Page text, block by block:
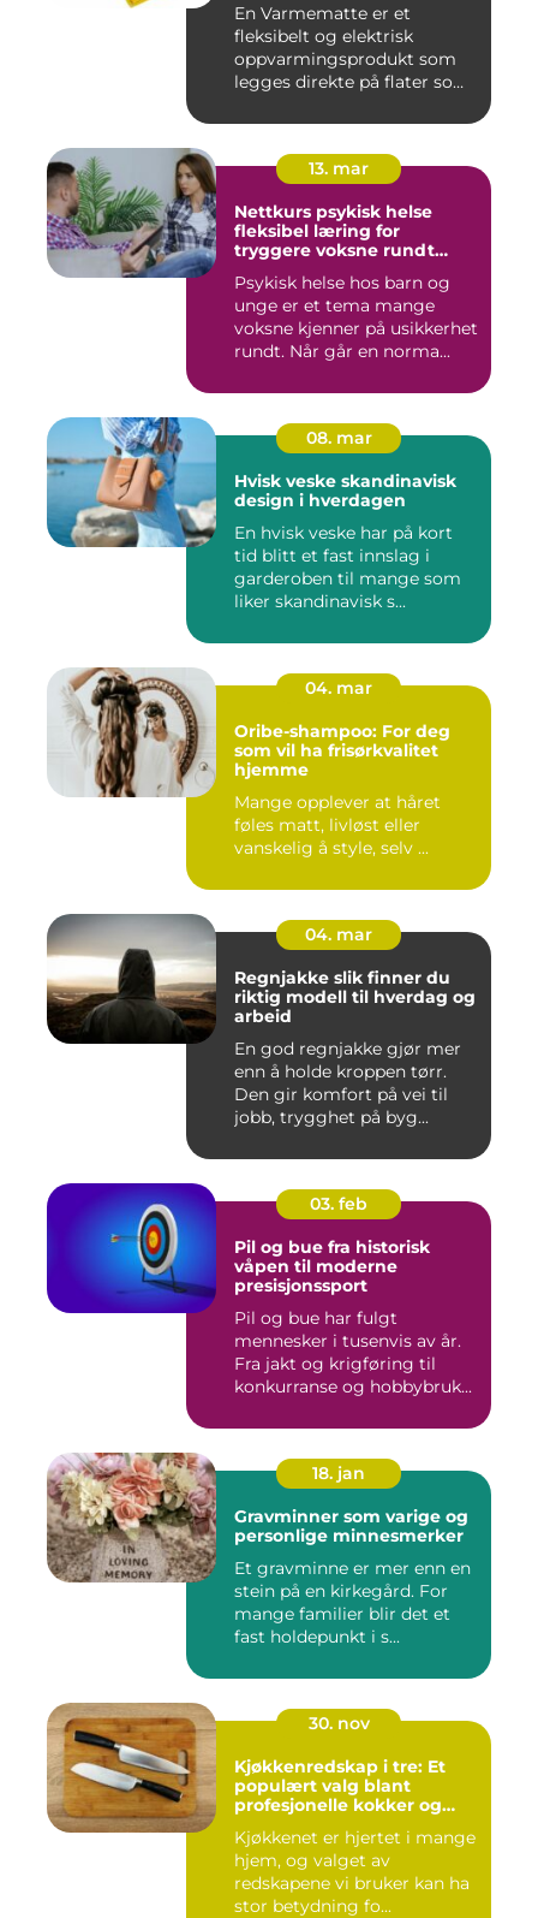
En Varmematte er et
fleksibelt og elektrisk
oppvarmingsprodukt som
legges direkte på flater som
13. mar
Nettkurs psykisk helse
fleksibel læring for
tryggere voksne rundt
Psykisk helse hos barn og
unge er et tema mange
voksne kjenner på usikkerhet
rundt. Når går en norma...
08. mar
Hvisk veske skandinavisk
design i hverdagen
En hvisk veske har på kort
tid blitt et fast innslag i
garderoben til mange som
liker skandinavisk s...
04. mar
Oribe-shampoo: For deg
som vil ha frisørkvalitet
hjemme
Mange opplever at håret
føles matt, livløst eller
vanskelig å style, selv ...
04. mar
Regnjakke slik finner du
riktig modell til hverdag og
arbeid
En god regnjakke gjør mer
enn å holde kroppen tørr.
Den gir komfort på vei til
jobb, trygghet på byg...
03. feb
Pil og bue fra historisk
våpen til moderne
presisjonssport
Pil og bue har fulgt
mennesker i tusenvis av år.
Fra jakt og krigføring til
konkurranse og hobbybruk...
18. jan
Gravminner som varige og
personlige minnesmerker
Et gravminne er mer enn en
stein på en kirkegård. For
mange familier blir det et
fast holdepunkt i s...
30. nov
Kjøkkenredskap i tre: Et
populært valg blant
profesjonelle kokker og
Kjøkkenet er hjertet i mange
hjem, og valget av
redskapene vi bruker kan ha
stor betydning fo...